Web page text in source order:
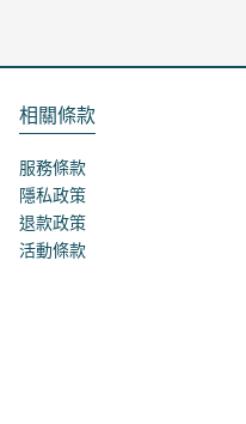
相關條款
服務條款
隱私政策
退款政策
活動條款